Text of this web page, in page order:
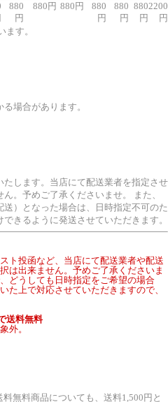
880
円
880円 880円
880
円
880
円
880
円
2200
円
ます。
場合があります。
します。当店にて配送業者を指定させ
。予めご了承くださいませ。 また、
）となった場合は、日時指定不可のた
きるように発送させていただきます。
ト投函など、当店にて配送業者や配送
は出来ません。予めご了承くださいま
どうしても日時指定をご希望の場合
た上で対応させていただきますので、
送料無料
外。
無料商品についても、送料1,500円と